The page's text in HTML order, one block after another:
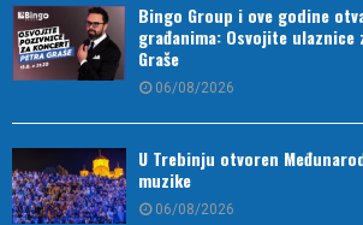
Bingo Group i ove godine
građanima: Osvojite
Graše
06/08/2026
U Trebinju otvoren
muzike
06/08/2026